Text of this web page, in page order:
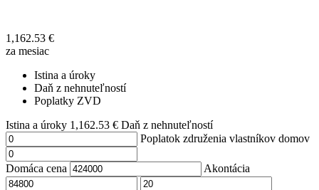
1,162.53 €
za mesiac
Istina a úroky
Daň z nehnuteľností
Poplatky ZVD
Istina a úroky 1,162.53 € Daň z nehnuteľností
Poplatok združenia vlastníkov domov
Domáca cena Akontácia